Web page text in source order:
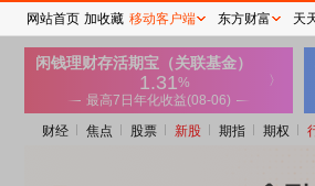
财经 焦点 股票 新股 期指 期权
网站首页 加收藏 移动客户端 东方财富 天